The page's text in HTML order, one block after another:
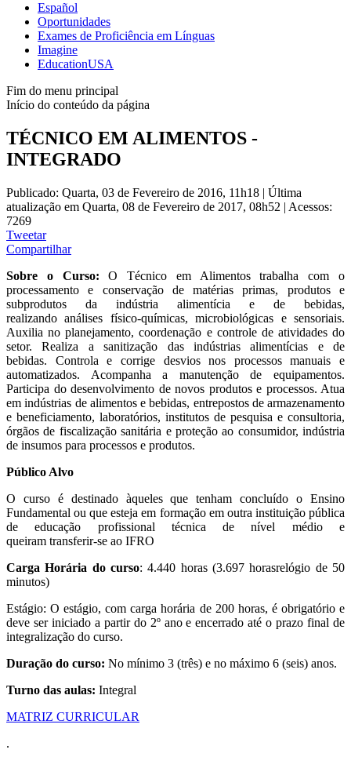
Español
Oportunidades
Exames de Proficiência em Línguas
Imagine
EducationUSA
Fim do menu principal
Início do conteúdo da página
TÉCNICO EM ALIMENTOS -
INTEGRADO
Publicado: Quarta, 03 de Fevereiro de 2016, 11h18 | Última
atualização em Quarta, 08 de Fevereiro de 2017, 08h52 | Acessos:
7269
Tweetar
Compartilhar
Sobre o Curso: O Técnico em Alimentos trabalha com o
processamento e conservação de matérias ­primas, produtos e
subprodutos da indústria alimentícia e de bebidas,
realizando análises físico-­químicas, microbiológicas e sensoriais.
Auxilia no planejamento, coordenação e controle de atividades do
setor. Realiza a sanitização das indústrias alimentícias e de
bebidas. Controla e corrige desvios nos processos manuais e
automatizados. Acompanha a manutenção de equipamentos.
Participa do desenvolvimento de novos produtos e processos. Atua
em indústrias de alimentos e bebidas, entrepostos de armazenamento
e beneficiamento, laboratórios, institutos de pesquisa e consultoria,
órgãos de fiscalização sanitária e proteção ao consumidor, indústria
de insumos para processos e produtos.
Público Alvo
O curso é destinado àqueles que tenham concluído o Ensino
Fundamental ou que esteja em formação em outra instituição pública
de educação profissional técnica de nível médio e
queiram transferir-­se ao IFRO
Carga Horária do curso: 4.440 horas (3.697 horas­relógio de 50
minutos)
Estágio: O estágio, com carga horária de 200 horas, é obrigatório e
deve ser iniciado a partir do 2º ano e encerrado até o prazo final de
integralização do curso.
Duração do curso: No mínimo 3 (três) e no máximo 6 (seis) anos.
Turno das aulas: Integral
MATRIZ CURRICULAR
.